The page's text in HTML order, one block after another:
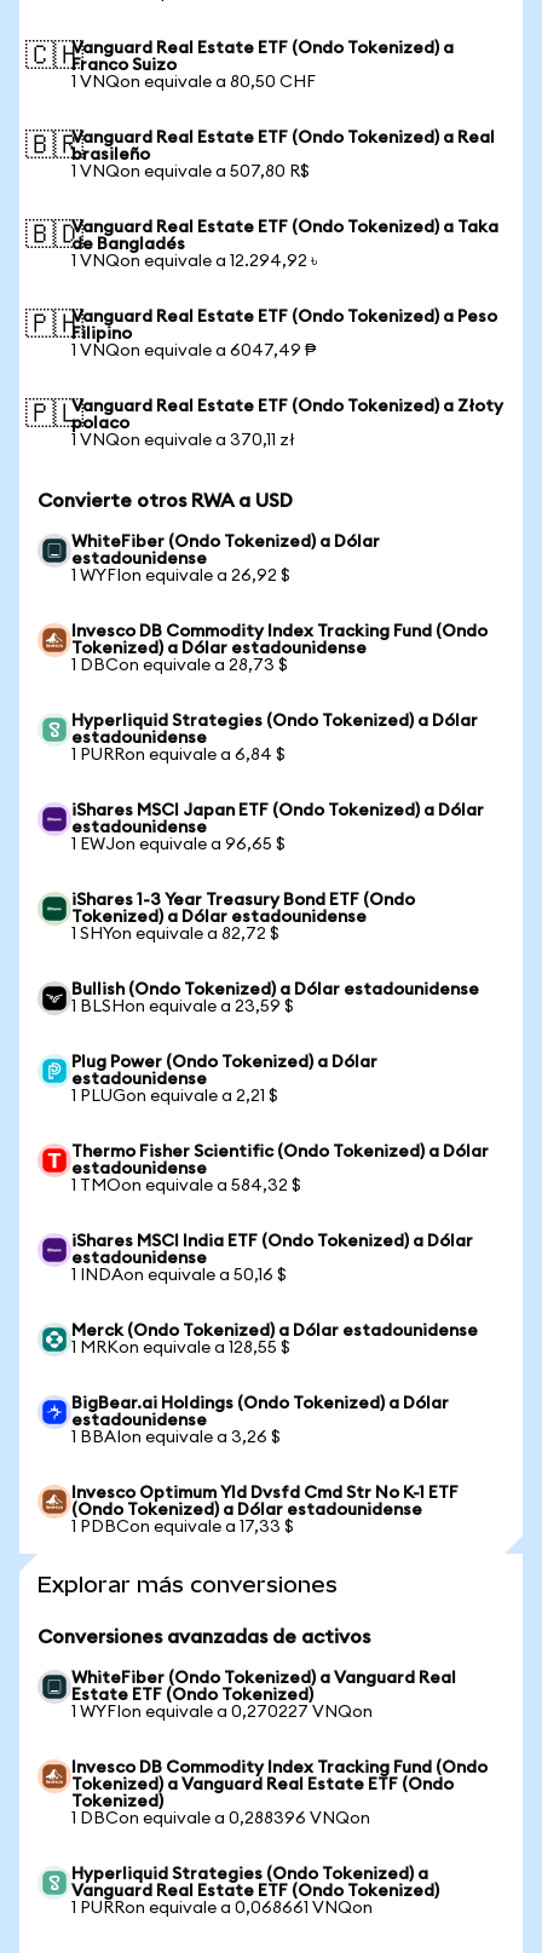
🇨🇭Vanguard Real Estate ETF (Ondo Tokenized) a
Franco Suizo
1 VNQon equivale a 80,50 CHF
🇧🇷Vanguard Real Estate ETF (Ondo Tokenized) a Real
brasileño
1 VNQon equivale a 507,80 R$
🇧🇩Vanguard Real Estate ETF (Ondo Tokenized) a Taka
de Bangladés
1 VNQon equivale a 12.294,92 ৳
🇵🇭Vanguard Real Estate ETF (Ondo Tokenized) a Peso
Filipino
1 VNQon equivale a 6047,49 ₱
🇵🇱Vanguard Real Estate ETF (Ondo Tokenized) a Złoty
polaco
1 VNQon equivale a 370,11 zł
Convierte otros RWA a USD
WhiteFiber (Ondo Tokenized) a Dólar
estadounidense
1 WYFIon equivale a 26,92 $
Invesco DB Commodity Index Tracking Fund (Ondo
Tokenized) a Dólar estadounidense
1 DBCon equivale a 28,73 $
Hyperliquid Strategies (Ondo Tokenized) a Dólar
estadounidense
1 PURRon equivale a 6,84 $
iShares MSCI Japan ETF (Ondo Tokenized) a Dólar
estadounidense
1 EWJon equivale a 96,65 $
iShares 1-3 Year Treasury Bond ETF (Ondo
Tokenized) a Dólar estadounidense
1 SHYon equivale a 82,72 $
Bullish (Ondo Tokenized) a Dólar estadounidense
1 BLSHon equivale a 23,59 $
Plug Power (Ondo Tokenized) a Dólar
estadounidense
1 PLUGon equivale a 2,21 $
Thermo Fisher Scientific (Ondo Tokenized) a Dólar
estadounidense
1 TMOon equivale a 584,32 $
iShares MSCI India ETF (Ondo Tokenized) a Dólar
estadounidense
1 INDAon equivale a 50,16 $
Merck (Ondo Tokenized) a Dólar estadounidense
1 MRKon equivale a 128,55 $
BigBear.ai Holdings (Ondo Tokenized) a Dólar
estadounidense
1 BBAIon equivale a 3,26 $
Invesco Optimum Yld Dvsfd Cmd Str No K-1 ETF
(Ondo Tokenized) a Dólar estadounidense
1 PDBCon equivale a 17,33 $
Explorar más conversiones
Conversiones avanzadas de activos
WhiteFiber (Ondo Tokenized) a Vanguard Real
Estate ETF (Ondo Tokenized)
1 WYFIon equivale a 0,270227 VNQon
Invesco DB Commodity Index Tracking Fund (Ondo
Tokenized) a Vanguard Real Estate ETF (Ondo
Tokenized)
1 DBCon equivale a 0,288396 VNQon
Hyperliquid Strategies (Ondo Tokenized) a
Vanguard Real Estate ETF (Ondo Tokenized)
1 PURRon equivale a 0,068661 VNQon